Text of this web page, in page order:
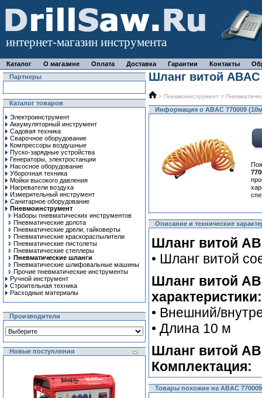
интернет-магазин инструмента
Каталог О магазине Оплата Доставка Гарантии Контакты
Партнеры
Каталог товаров
Электроинструмент
Аккумуляторный инструмент
Садовая техника
Сварочное оборудование
Компрессоры воздушные
Пуско-зарядные устройства
Генераторы, электростанции
Насосное оборудование
Уборочная техника
Мойки высокого давления
Нагреватели воздуха
Измерительный инструмент
Санитарное оборудование
Пневмоинструмент
Наборы пневматических инструментов
Пневматические долота
Пневматические дрели, гайковерты
Пневматические краскораспылители
Пневматические пистолеты
Пневматические степлеры
Пневматические шланги
Пневматические шлифовальные машины
Прочие пневматические инструменты
Ручной инcтрумент
Строительная техника
Расходные материалы
Производители
Новые поступления
Шланг витой
> Пневмоинструмент >
Информация о ABAC 770009
Описание и технические
Шланг витой
• Шланг витой
Шланг витой
характеристики:
• Внешний/
• Длина 10 м
Шланг витой
Комплектация:
Товары похожие на ABAC